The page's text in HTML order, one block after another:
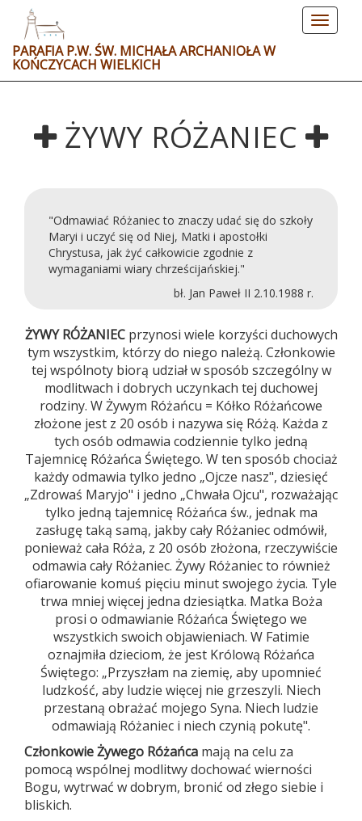
Toggle
PARAFIA P.W. ŚW. MICHAŁA ARCHANIOŁA W
KOŃCZYCACH WIELKICH
ŻYWY RÓŻANIEC
"Odmawiać Różaniec to znaczy udać się do szkoły
Maryi i uczyć się od Niej, Matki i apostołki
Chrystusa, jak żyć całkowicie zgodnie z
wymaganiami wiary chrześcijańskiej."
bł. Jan Paweł II 2.10.1988 r.
ŻYWY RÓŻANIECprzynosi wiele korzyści duchowych
tym wszystkim, którzy do niego należą. Członkowie
tej wspólnoty biorą udział w sposób szczególny w
modlitwach i dobrych uczynkach tej duchowej
rodziny. W Żywym Różańcu = Kółko Różańcowe
złożone jest z 20 osób i nazywa się Różą. Każda z
tych osób odmawia codziennie tylko jedną
Tajemnicę Różańca Świętego. W ten sposób chociaż
każdy odmawia tylko jedno „Ojcze nasz", dziesięć
„Zdrowaś Maryjo" i jedno „Chwała Ojcu", rozważając
tylko jedną tajemnicę Różańca św., jednak ma
zasługę taką samą, jakby cały Różaniec odmówił,
ponieważ cała Róża, z 20 osób złożona, rzeczywiście
odmawia cały Różaniec. Żywy Różaniec to również
ofiarowanie komuś pięciu minut swojego życia. Tyle
trwa mniej więcej jedna dziesiątka. Matka Boża
prosi o odmawianie Różańca Świętego we
wszystkich swoich objawieniach. W Fatimie
oznajmiła dzieciom, że jest Królową Różańca
Świętego: „Przyszłam na ziemię, aby upomnieć
ludzkość, aby ludzie więcej nie grzeszyli. Niech
przestaną obrażać mojego Syna. Niech ludzie
odmawiają Różaniec i niech czynią pokutę".
Członkowie Żywego Różańca mają na celu za
pomocą wspólnej modlitwy dochować wierności
Bogu, wytrwać w dobrym, bronić od złego siebie i
bliskich.